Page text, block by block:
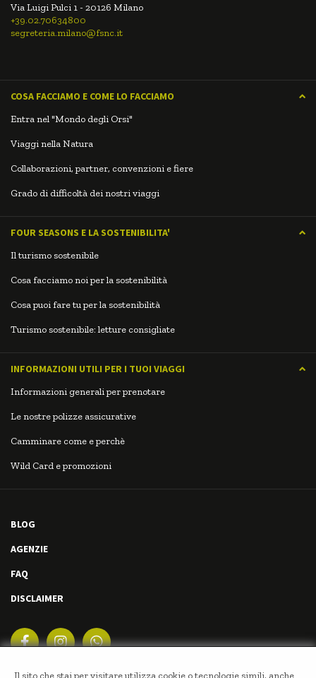
Il sito che stai per visitare utilizza cookie o tecnologie simili, anche
Via Luigi Pulci 1 - 20126 Milano
+39.02.70634800
segreteria.milano@fsnc.it
COSA FACCIAMO E COME LO FACCIAMO
Entra nel "Mondo degli Orsi"
Viaggi nella Natura
Collaborazioni, partner, convenzioni e fiere
Grado di difficoltà dei nostri viaggi
FOUR SEASONS E LA SOSTENIBILITA'
Il turismo sostenibile
Cosa facciamo noi per la sostenibilità
Cosa puoi fare tu per la sostenibilità
Turismo sostenibile: letture consigliate
INFORMAZIONI UTILI PER I TUOI VIAGGI
Informazioni generali per prenotare
Le nostre polizze assicurative
Camminare come e perchè
Wild Card e promozioni
BLOG
AGENZIE
FAQ
DISCLAIMER